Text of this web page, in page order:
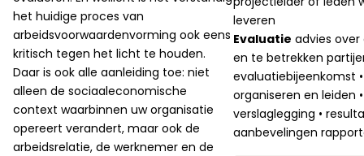
het huidige proces van
arbeidsvoorwaardenvorming ook eens
kritisch tegen het licht te houden.
Daar is ook alle aanleiding toe: niet
alleen de sociaaleconomische
context waarbinnen uw organisatie
opereert verandert, maar ook de
arbeidsrelatie, de werknemer en de
leveren
Evaluatie advies over
en te betrekken
evaluatiebijeenkomst •
organiseren en leiden •
verslaglegging •
aanbevelingen